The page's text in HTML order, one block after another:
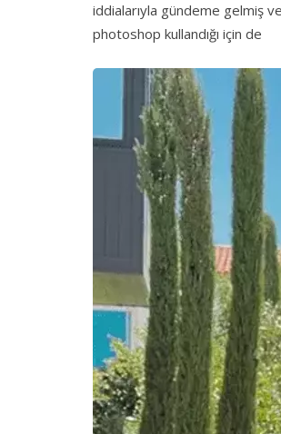
iddialarıyla gündeme gelmiş
photoshop kullandığı için de